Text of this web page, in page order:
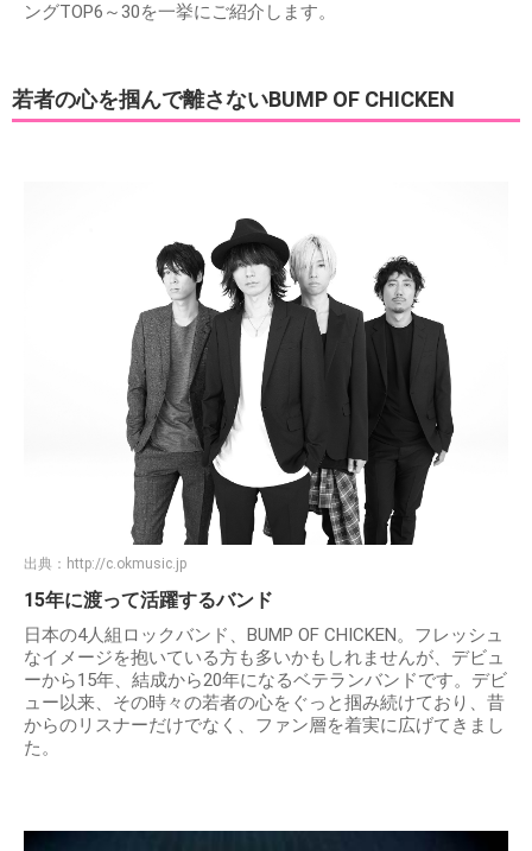
ングTOP6～30を一挙にご紹介します。
若者の心を掴んで離さないBUMP OF CHICKEN
出典： http://c.okmusic.jp
15年に渡って活躍するバンド
日本の4人組ロックバンド、BUMP OF CHICKEN。フレッシュ
なイメージを抱いている方も多いかもしれませんが、デビュ
ーから15年、結成から20年になるベテランバンドです。デビ
ュー以来、その時々の若者の心をぐっと掴み続けており、昔
からのリスナーだけでなく、ファン層を着実に広げてきまし
た。